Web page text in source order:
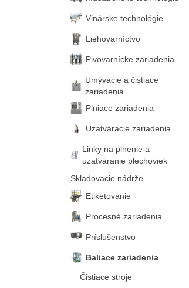
Vinárske technológie
Liehovarníctvo
Pivovarnícke zariadenia
Umývacie a čistiace
zariadenia
Plniace zariadenia
Uzatváracie zariadenia
Linky na plnenie a
uzatváranie plechoviek
Skladovacie nádrže
Etiketovanie
Procesné zariadenia
Príslušenstvo
Baliace zariadenia
Čistiace stroje